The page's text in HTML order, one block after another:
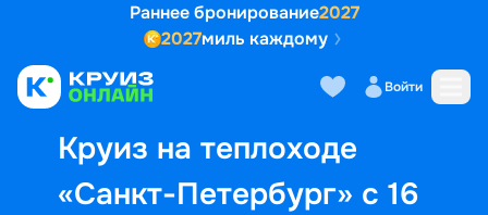
Раннее бронирование2027
2027миль каждому
Войти
Круиз на теплоходе
«Санкт-Петербург» с 16
Выбор кают Маршрут и